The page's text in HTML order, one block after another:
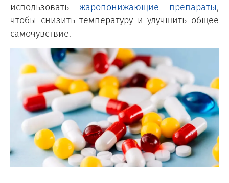
использовать жаропонижающие препараты,
чтобы снизить температуру и улучшить общее
самочувствие.